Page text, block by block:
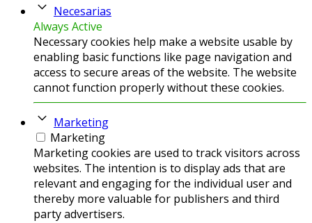
Necesarias
Always Active
Necessary cookies help make a website usable by
enabling basic functions like page navigation and
access to secure areas of the website. The website
cannot function properly without these cookies.
Marketing
Marketing
Marketing cookies are used to track visitors across
websites. The intention is to display ads that are
relevant and engaging for the individual user and
thereby more valuable for publishers and third
party advertisers.